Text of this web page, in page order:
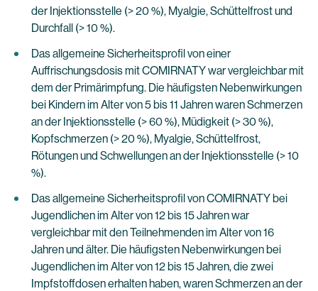
der Injektionsstelle (> 20 %), Myalgie, Schüttelfrost und
Durchfall (> 10 %).
Das allgemeine Sicherheitsprofil von einer
Auffrischungsdosis mit COMIRNATY war vergleichbar mit
dem der Primärimpfung. Die häufigsten Nebenwirkungen
bei Kindern im Alter von 5 bis 11 Jahren waren Schmerzen
an der Injektionsstelle (> 60 %), Müdigkeit (> 30 %),
Kopfschmerzen (> 20 %), Myalgie, Schüttelfrost,
Rötungen und Schwellungen an der Injektionsstelle (> 10
%).
Das allgemeine Sicherheitsprofil von COMIRNATY bei
Jugendlichen im Alter von 12 bis 15 Jahren war
vergleichbar mit den Teilnehmenden im Alter von 16
Jahren und älter. Die häufigsten Nebenwirkungen bei
Jugendlichen im Alter von 12 bis 15 Jahren, die zwei
Impfstoffdosen erhalten haben, waren Schmerzen an der